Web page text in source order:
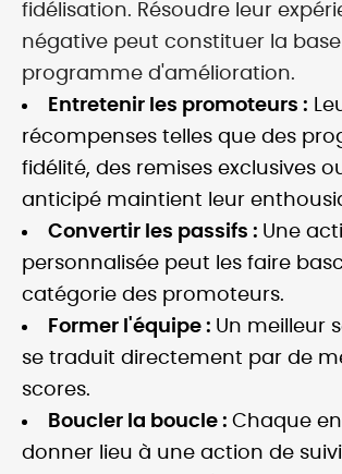
fidélisation. Résoudre leur
négative peut constituer la
programme d'amélioration.
Entretenir les promoteurs :
récompenses telles que des
fidélité, des remises exclusives
anticipé maintient leur
Convertir les passifs : Une
personnalisée peut les faire
catégorie des promoteurs.
Former l'équipe : Un meilleur
se traduit directement par de
scores.
Boucler la boucle : Chaque
donner lieu à une action de